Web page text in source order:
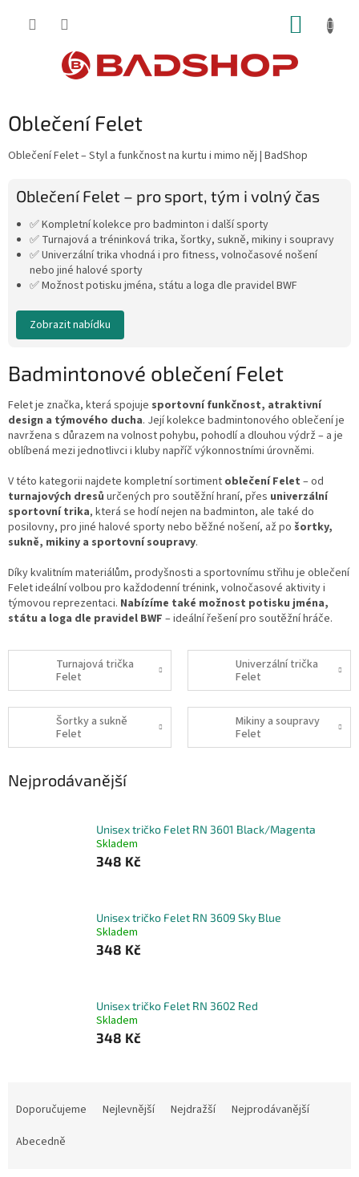
Oblečení Felet
Oblečení Felet – Styl a funkčnost na kurtu i mimo něj | BadShop
Oblečení Felet – pro sport, tým i volný čas
✅ Kompletní kolekce pro badminton i další sporty
✅ Turnajová a tréninková trika, šortky, sukně, mikiny i soupravy
✅ Univerzální trika vhodná i pro fitness, volnočasové nošení
nebo jiné halové sporty
✅ Možnost potisku jména, státu a loga dle pravidel BWF
Zobrazit nabídku
Badmintonové oblečení Felet
Felet je značka, která spojuje sportovní funkčnost, atraktivní
design a týmového ducha. Její kolekce badmintonového oblečení je
navržena s důrazem na volnost pohybu, pohodlí a dlouhou výdrž – a je
oblíbená mezi jednotlivci i kluby napříč výkonnostními úrovněmi.
V této kategorii najdete kompletní sortiment oblečení Felet – od
turnajových dresů určených pro soutěžní hraní, přes univerzální
sportovní trika, která se hodí nejen na badminton, ale také do
posilovny, pro jiné halové sporty nebo běžné nošení, až po šortky,
sukně, mikiny a sportovní soupravy.
Díky kvalitním materiálům, prodyšnosti a sportovnímu střihu je oblečení
Felet ideální volbou pro každodenní trénink, volnočasové aktivity i
týmovou reprezentaci. Nabízíme také možnost potisku jména,
státu a loga dle pravidel BWF – ideální řešení pro soutěžní hráče.
Turnajová trička
Felet
Univerzální trička
Felet
Šortky a sukně
Felet
Mikiny a soupravy
Felet
Nejprodávanější
Unisex tričko Felet RN 3601 Black/Magenta
Skladem
348 Kč
Unisex tričko Felet RN 3609 Sky Blue
Skladem
348 Kč
Unisex tričko Felet RN 3602 Red
Skladem
348 Kč
Doporučujeme Nejlevnější Nejdražší
Nejprodávanější
Abecedně